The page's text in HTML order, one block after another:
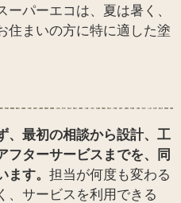
パーエコは、夏は暑く、
住まいの方に特に適した塗
、最初の相談から設計、工
フターサービスまでを、同
す。 担当が何度も変わる
、サービスを利用できる